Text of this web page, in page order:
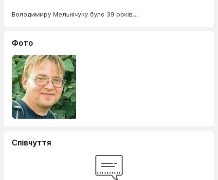
Володимиру Мельнічуку було 39 років…
Фото
Співчуття